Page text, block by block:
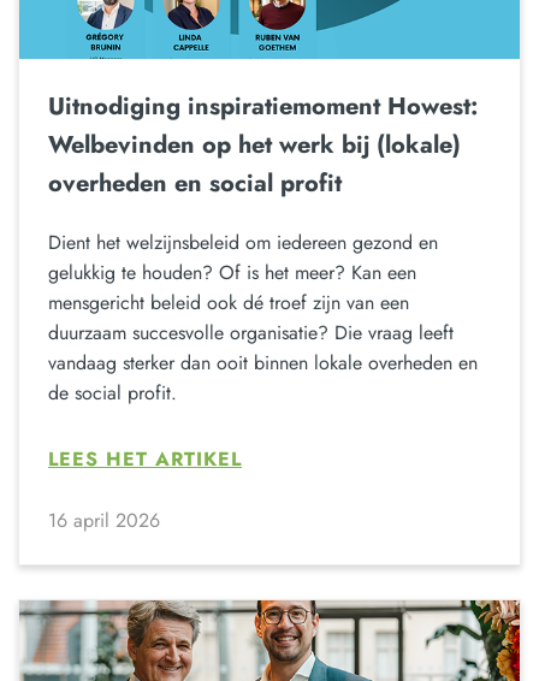
Uitnodiging inspiratiemoment Howest:
Welbevinden op het werk bij (lokale)
overheden en social profit
Dient het welzijnsbeleid om iedereen gezond en
gelukkig te houden? Of is het meer? Kan een
mensgericht beleid ook dé troef zijn van een
duurzaam succesvolle organisatie? Die vraag leeft
vandaag sterker dan ooit binnen lokale overheden en
de social profit.
LEES HET ARTIKEL
16 april 2026